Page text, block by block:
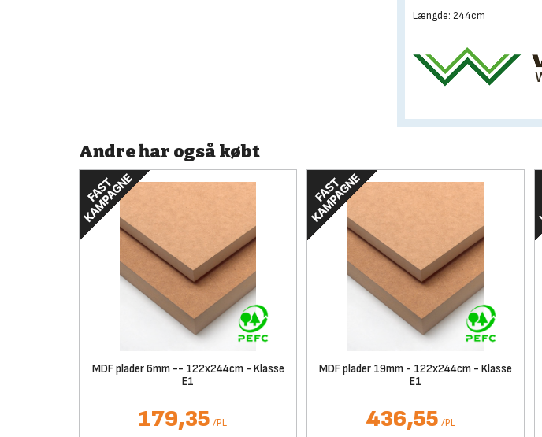
Længde: 244cm
Andre har også købt
MDF plader 6mm -- 122x244cm - Klasse
E1
179,35 /PL
MDF plader 19mm - 122x244cm - Klasse
E1
436,55 /PL